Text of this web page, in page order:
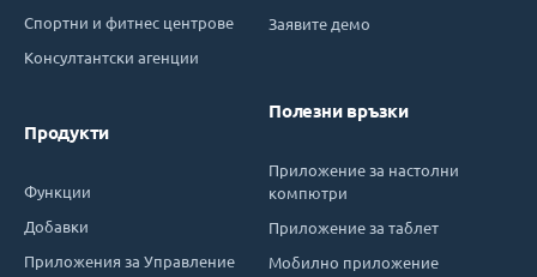
Спортни и фитнес центрове
Консултантски агенции
Продукти
Функции
Добавки
Приложения за Управление
Заявите демо
Полезни връзки
Приложение за настолни
компютри
Приложение за таблет
Мобилно приложение